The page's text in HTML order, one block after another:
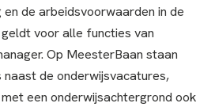
de arbeidsvoorwaarden in de
voor alle functies van
Op MeesterBaan staan
de onderwijsvacatures,
een onderwijsachtergrond ook